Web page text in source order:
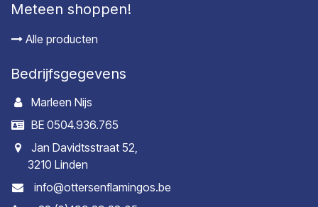
Meteen shoppen!
Alle producten
Bedrijfsgegevens
Marleen Nijs
BE 0504.936.765
Jan Davidtsstraat 52,
3210 Linden
info@ottersenflamingos.be